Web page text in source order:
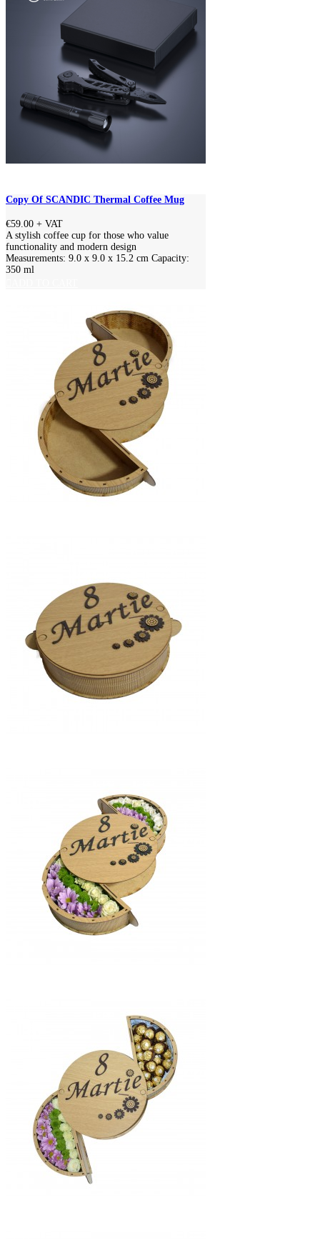
Copy Of SCANDIC Thermal Coffee Mug
€59.00 + VAT
A stylish coffee cup for those who value
functionality and modern design
Measurements: 9.0 x 9.0 x 15.2 cm Capacity:
350 ml